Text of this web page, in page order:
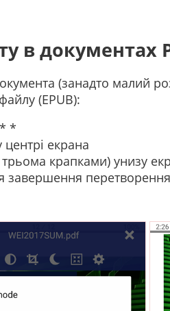
в документах
(занадто малий
(EPUB):
*
екрана
крапками) унизу
завершення